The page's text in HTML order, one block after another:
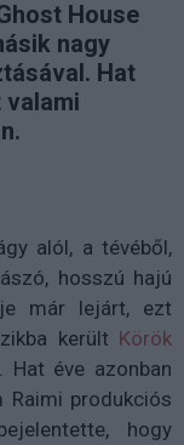
House
nagy
Hat
alól, a tévéből,
hosszú hajú
már lejárt, ezt
került Körök
Hat éve azonban
produkciós
hogy